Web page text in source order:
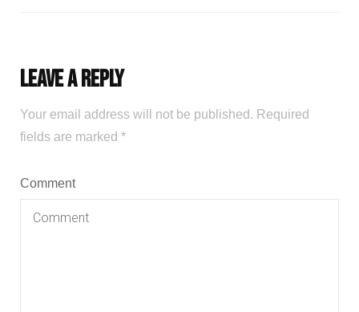
Leave a Reply
Your email address will not be published. Required
fields are marked *
Comment